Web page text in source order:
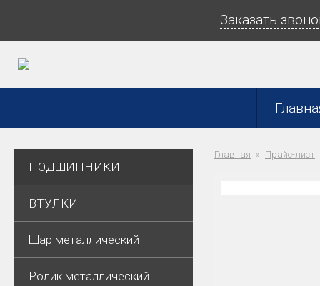
Заказать
ПОДШИПНИКИ
ВТУЛКИ
Шар металлический
Ролик металлический
Главная Прайс-лист